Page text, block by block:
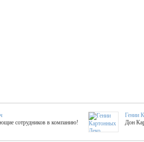
сотрудников в компанию!
Гении
Дон